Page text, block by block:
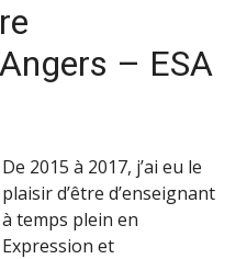
– ESA
De 2015 à 2017, j’ai eu le
plaisir d’être d’enseignant
à temps plein en
Expression et